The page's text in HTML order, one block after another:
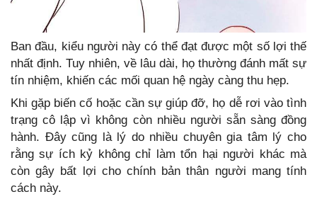
Ban đầu, kiểu người này có thể đạt được một số lợi thế
nhất định. Tuy nhiên, về lâu dài, họ thường đánh mất sự
tín nhiệm, khiến các mối quan hệ ngày càng thu hẹp.
Khi gặp biến cố hoặc cần sự giúp đỡ, họ dễ rơi vào tình
trạng cô lập vì không còn nhiều người sẵn sàng đồng
hành. Đây cũng là lý do nhiều chuyên gia tâm lý cho
rằng sự ích kỷ không chỉ làm tổn hại người khác mà
còn gây bất lợi cho chính bản thân người mang tính
cách này.